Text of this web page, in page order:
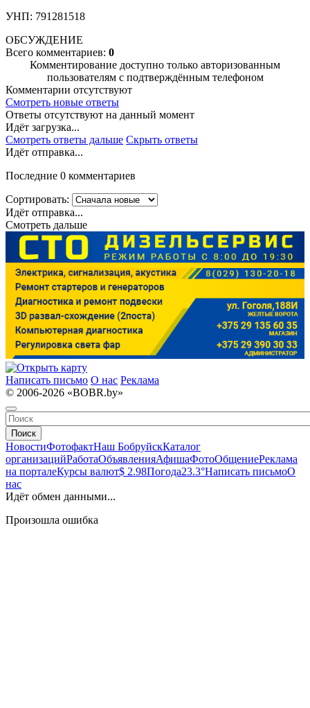
УНП: 791281518
ОБСУЖДЕНИЕ
Всего комментариев: 0
Комментирование доступно только авторизованным
пользователям с подтверждённым телефоном
Комментарии отсутствуют
Смотреть новые ответы
Ответы отсутствуют на данный момент
Идёт загрузка...
Смотреть ответы дальше Скрыть ответы
Идёт отправка...
Последние 0 комментариев
Сортировать:
Идёт отправка...
Смотреть дальше
Написать письмо О нас Реклама
© 2006-2026 «BOBR.by»
Поиск
НовостиФотофактНаш БобруйскКаталог
организацийРаботаОбъявленияАфишаФотоОбщениеРеклама
на порталеКурсы валют$ 2.98Погода23.3°Написать письмоО
нас
Идёт обмен данными...
Произошла ошибка